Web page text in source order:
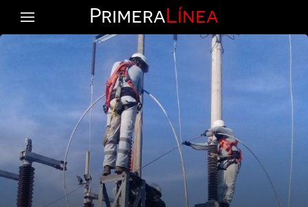
PrimeraLínea